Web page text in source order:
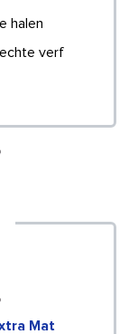
halen
verf
Mat